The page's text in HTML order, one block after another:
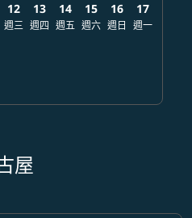
12
週三
13
週四
14
週五
15
週六
16
週日
17
週一
屋